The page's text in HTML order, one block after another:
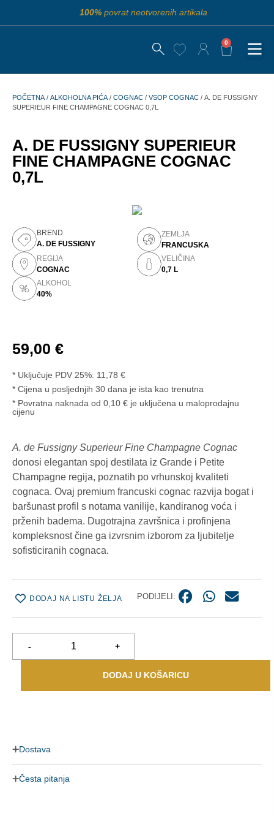
100%povrat neotvorenih artikala
0
POČETNA / ALKOHOLNA PIĆA / COGNAC / VSOP COGNAC / A. DE FUSSIGNY
SUPERIEUR FINE CHAMPAGNE COGNAC 0,7L
A. DE FUSSIGNY SUPERIEUR
FINE CHAMPAGNE COGNAC
0,7L
BREND
A. DE FUSSIGNY
ZEMLJA
FRANCUSKA
REGIJA
COGNAC
VELIČINA
0,7 L
ALKOHOL
40%
59,00 €
* Uključuje PDV 25%: 11,78 €
Cijena u posljednjih 30 dana je ista kao trenutna
* Povratna naknada od 0,10 € je uključena u maloprodajnu
cijenu
A. de Fussigny Superieur Fine Champagne Cognac
donosi elegantan spoj destilata iz Grande i Petite
Champagne regija, poznatih po vrhunskoj kvaliteti
cognaca. Ovaj premium francuski cognac razvija bogat i
baršunast profil s notama vanilije, kandiranog voća i
prženih badema. Dugotrajna završnica i profinjena
kompleksnost čine ga izvrsnim izborom za ljubitelje
sofisticiranih cognaca.
DODAJ NA LISTU ŽELJA PODIJELI:
- +
DODAJ U KOŠARICU
Dostava
Česta pitanja